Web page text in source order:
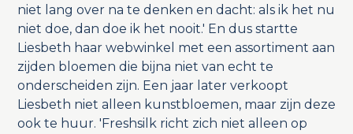
niet lang over na te denken en dacht: als ik het nu
niet doe, dan doe ik het nooit.' En dus startte
Liesbeth haar webwinkel met een assortiment aan
zijden bloemen die bijna niet van echt te
onderscheiden zijn. Een jaar later verkoopt
Liesbeth niet alleen kunstbloemen, maar zijn deze
ook te huur. 'Freshsilk richt zich niet alleen op